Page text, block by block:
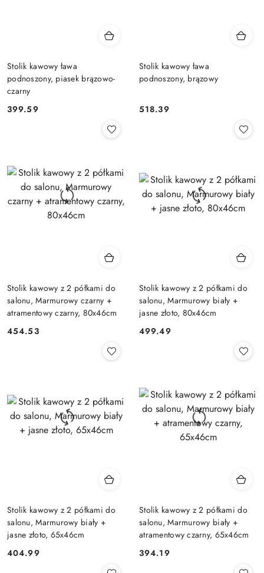
Stolik kawowy ława
podnoszony, piasek brązowo-
czarny
Cena:
399.59
Stolik kawowy ława
podnoszony, brązowy
Cena:
518.39
Stolik kawowy z 2 półkami do
salonu, Marmurowy czarny +
atramentowy czarny, 80x46cm
Cena:
454.53
Stolik kawowy z 2 półkami do
salonu, Marmurowy biały +
jasne złoto, 80x46cm
Cena:
499.49
Stolik kawowy z 2 półkami do
salonu, Marmurowy biały +
jasne złoto, 65x46cm
Cena:
404.99
Stolik kawowy z 2 półkami do
salonu, Marmurowy biały +
atramentowy czarny, 65x46cm
Cena:
394.19